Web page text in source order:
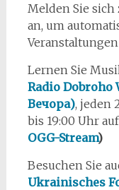
Melden Sie sich
an, um
Lernen Sie
Radio Dobroho
Вечора), jeden
bis 19:00 Uhr auf
OGG-Stream)
Besuchen Sie
Ukrainisches